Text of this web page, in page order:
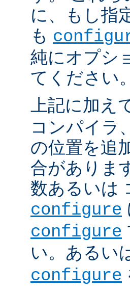
に、もし指
も
純にオプシ
てください。
上記に加え
コンパイラ
の位置を追
合がありま
数あるいは
configure
configure
い。あるい
configure